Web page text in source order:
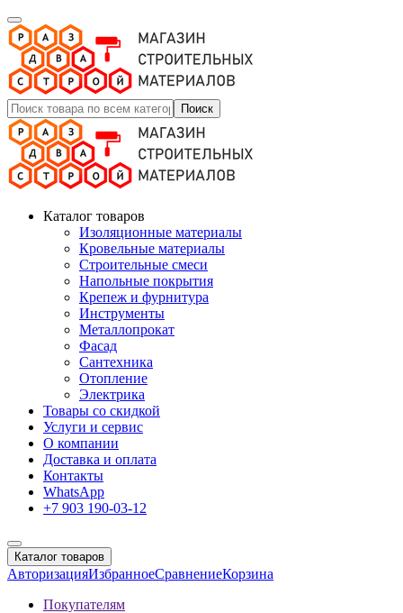
Поиск
Каталог товаров
Изоляционные материалы
Кровельные материалы
Строительные смеси
Напольные покрытия
Крепеж и фурнитура
Инструменты
Металлопрокат
Фасад
Сантехника
Отопление
Электрика
Товары со скидкой
Услуги и сервис
О компании
Доставка и оплата
Контакты
WhatsApp
+7 903 190-03-12
Каталог товаров
АвторизацияИзбранноеСравнениеКорзина
Покупателям